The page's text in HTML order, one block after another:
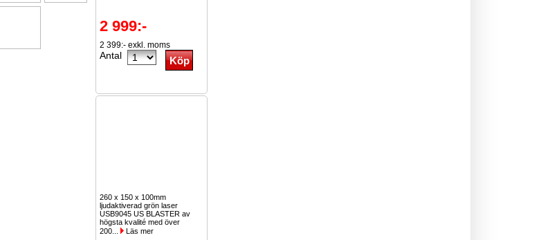
2 999:-
2 399:- exkl. moms
Antal
260 x 150 x 100mm
ljudaktiverad grön laser
USB9045 US BLASTER av
högsta kvalité med över
200...
Läs mer